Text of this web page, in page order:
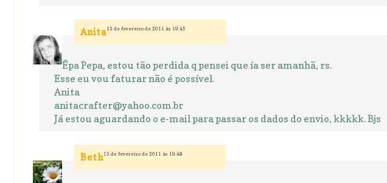
Anita13 de fevereiro de 2011 às 19:45
Êpa Pepa, estou tão perdida q pensei que ía ser amanhã, rs.
Esse eu vou faturar não é possível.
Anita
anitacrafter@yahoo.com.br
Já estou aguardando o e-mail para passar os dados do envio, kkkkk. Bjs
Beth13 de fevereiro de 2011 às 19:48